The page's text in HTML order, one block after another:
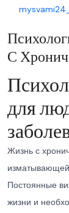
С
для
Жизнь с
изматывающей
Постоянные
жизни и